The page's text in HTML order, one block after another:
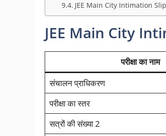
JEE Main City Intimation
JEE Main City
परीक्षा का नाम
संचालन प्राधिकरण
परीक्षा का स्तर
सत्रों की संख्या 2